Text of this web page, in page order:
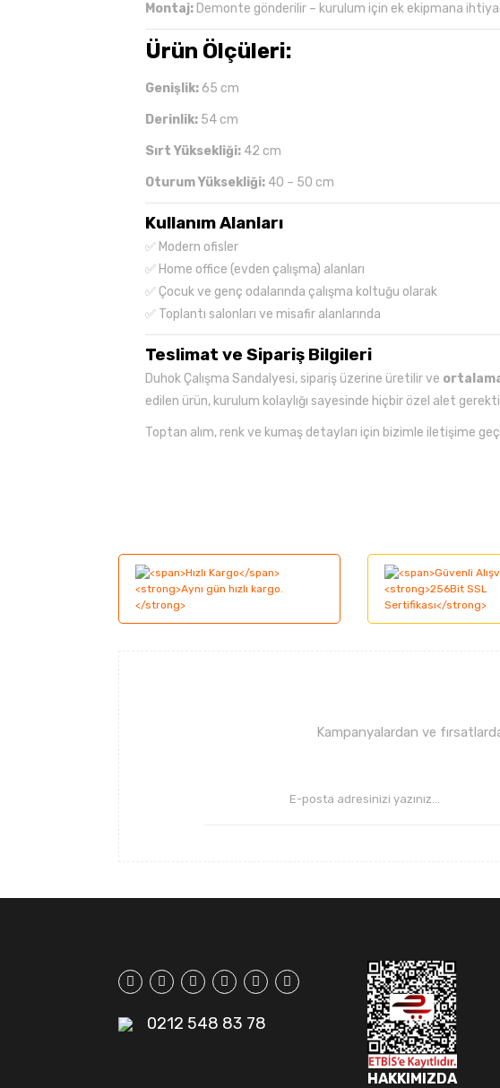
Montaj: Demonte gönderilir – kurulum için ek ekipmana
Ürün Ölçüleri:
Genişlik: 65 cm
Derinlik: 54 cm
Sırt Yüksekliği: 42 cm
Oturum Yüksekliği: 40 – 50 cm
Kullanım Alanları
✅ Modern ofisler
✅ Home office (evden çalışma) alanları
✅ Çocuk ve genç odalarında çalışma koltuğu olarak
✅ Toplantı salonları ve misafir alanlarında
Teslimat ve Sipariş Bilgileri
Duhok Çalışma Sandalyesi, sipariş üzerine üretilir ve
edilen ürün, kurulum kolaylığı sayesinde hiçbir özel alet
Toptan alım, renk ve kumaş detayları için bizimle iletişime
Ürün resmi kalitesiz, bozuk veya görüntülenemiyor.
Ürün açıklamasında eksik bilgiler bulunuyor.
Kampanyalardan ve
0212 548 83 78
HAKKIMIZDA